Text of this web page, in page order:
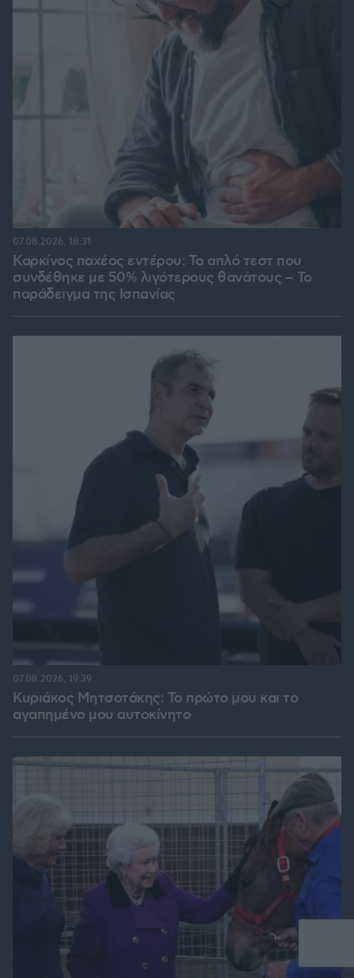
Καρκίνος παχέος εντέρου: Το απλό τεστ που
συνδέθηκε με 50% λιγότερους θανάτους – Το
παράδειγμα της Ισπανίας
07.08.2026, 18:31
Κυριάκος Μητσοτάκης: Το πρώτο μου και το
αγαπημένο μου αυτοκίνητο
07.08.2026, 19:39